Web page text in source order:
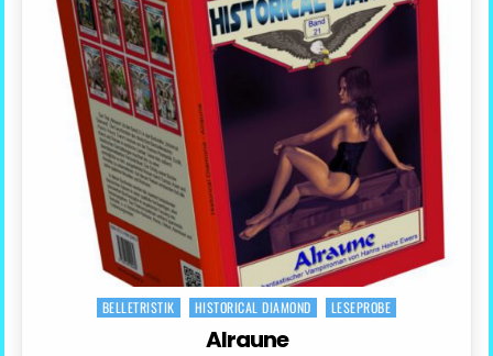
Posted
BELLETRISTIK HISTORICAL DIAMOND LESEPROBE
Alraune